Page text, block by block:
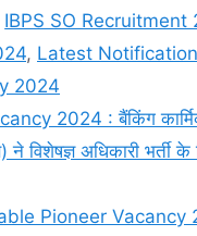
IBPS SO Recruitment
, Latest Notification
2024
2024 : बैंकिंग
विशेषज्ञ अधिकारी भर्ती के
Pioneer Vacancy